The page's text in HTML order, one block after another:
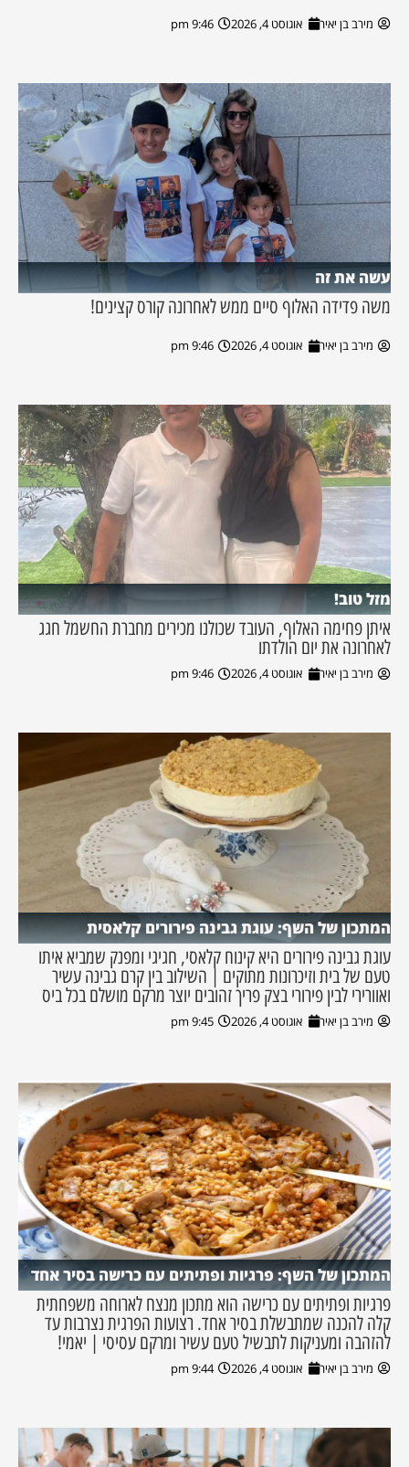
מירב בן יאיר אוגוסט 4, 2026 9:46 pm
עשה את זה
משה פדידה האלוף סיים ממש לאחרונה קורס קצינים!
מירב בן יאיר אוגוסט 4, 2026 9:46 pm
מזל טוב!
איתן פחימה האלוף, העובד שכולנו מכירים מחברת החשמל חגג
לאחרונה את יום הולדתו
מירב בן יאיר אוגוסט 4, 2026 9:46 pm
המתכון של השף: עוגת גבינה פירורים קלאסית
עוגת גבינה פירורים היא קינוח קלאסי, חגיגי ומפנק שמביא איתו
טעם של בית וזיכרונות מתוקים | השילוב בין קרם גבינה עשיר
ואוורירי לבין פירורי בצק פריך זהובים יוצר מרקם מושלם בכל ביס
מירב בן יאיר אוגוסט 4, 2026 9:45 pm
המתכון של השף: פרגיות ופתיתים עם כרישה בסיר אחד
פרגיות ופתיתים עם כרישה הוא מתכון מנצח לארוחה משפחתית
קלה להכנה שמתבשלת בסיר אחד. רצועות הפרגית נצרבות עד
להזהבה ומעניקות לתבשיל טעם עשיר ומרקם עסיסי | יאמי!
מירב בן יאיר אוגוסט 4, 2026 9:44 pm